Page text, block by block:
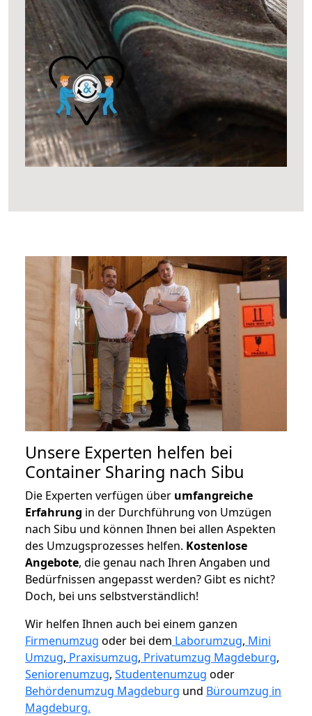
Unsere Experten helfen bei
Container Sharing nach Sibu
Die Experten verfügen über umfangreiche
Erfahrung in der Durchführung von Umzügen
nach Sibu und können Ihnen bei allen Aspekten
des Umzugsprozesses helfen. Kostenlose
Angebote, die genau nach Ihren Angaben und
Bedürfnissen angepasst werden? Gibt es nicht?
Doch, bei uns selbstverständlich!
Wir helfen Ihnen auch bei einem ganzen
Firmenumzug oder bei dem Laborumzug, Mini
Umzug, Praxisumzug, Privatumzug Magdeburg,
Seniorenumzug, Studentenumzug oder
Behördenumzug Magdeburg und Büroumzug in
Magdeburg.